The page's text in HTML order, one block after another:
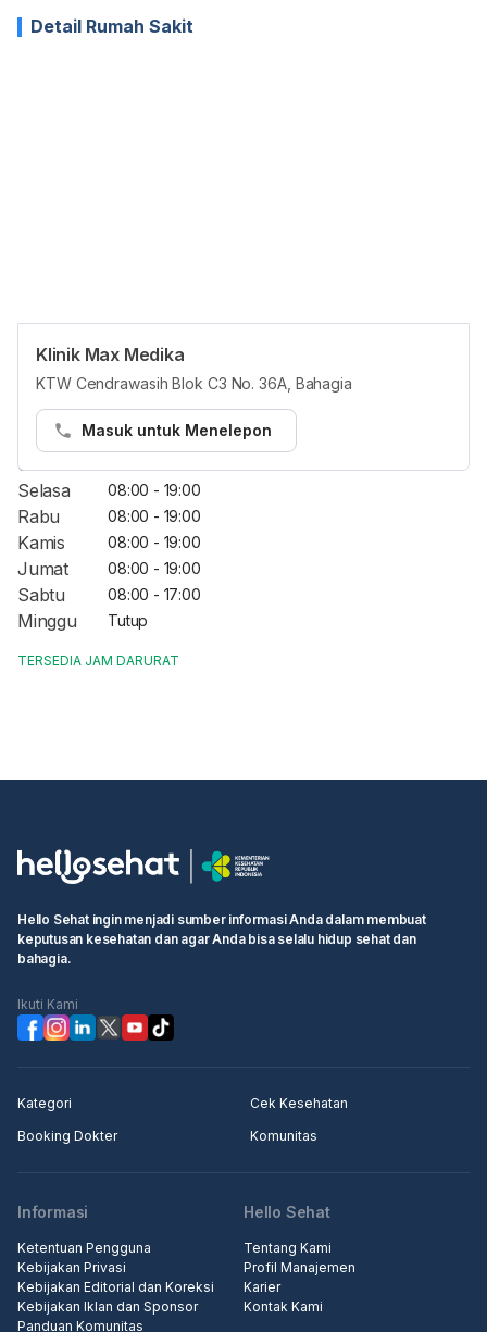
Detail Rumah Sakit
Klinik Max Medika
KTW Cendrawasih Blok C3 No. 36A, Bahagia
Masuk untuk Menelepon
Opening Hours
Jam Reguler
Senin
Selasa 08:00 - 19:00
Rabu 08:00 - 19:00
Kamis 08:00 - 19:00
Jumat 08:00 - 19:00
Sabtu 08:00 - 17:00
Minggu Tutup
TERSEDIA JAM DARURAT
Hello Sehat ingin menjadi sumber informasi Anda dalam membuat
keputusan kesehatan dan agar Anda bisa selalu hidup sehat dan
bahagia.
Ikuti Kami
Kategori
Cek Kesehatan
Booking Dokter
Komunitas
Informasi
Ketentuan Pengguna
Kebijakan Privasi
Kebijakan Editorial dan Koreksi
Kebijakan Iklan dan Sponsor
Panduan Komunitas
Hello Sehat
Tentang Kami
Profil Manajemen
Karier
Kontak Kami